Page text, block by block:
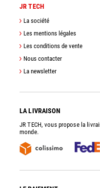
JR TECH
La société
Les mentions légales
Les conditions de vente
Nous contacter
La newsletter
LA LIVRAISON
JR TECH, vous propose la
monde.